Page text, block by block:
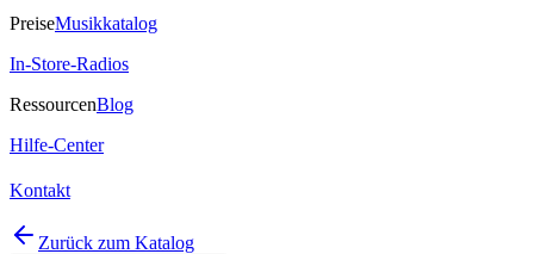
PreiseMusikkatalog
In-Store-Radios
RessourcenBlog
Hilfe-Center
Kontakt
Zurück zum Katalog